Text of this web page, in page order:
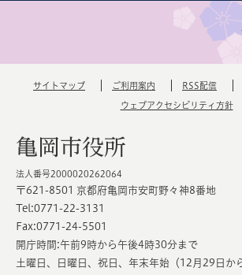
サイトマップ ご利用案内 RSS配信
ウェブアクセシビリティ方針
亀岡市役所
法人番号2000020262064
〒621-8501 京都府亀岡市安町野々神8番地
Tel:0771-22-3131
Fax:0771-24-5501
開庁時間:午前9時から午後4時30分まで
土曜日、日曜日、祝日、年末年始（12月29日か